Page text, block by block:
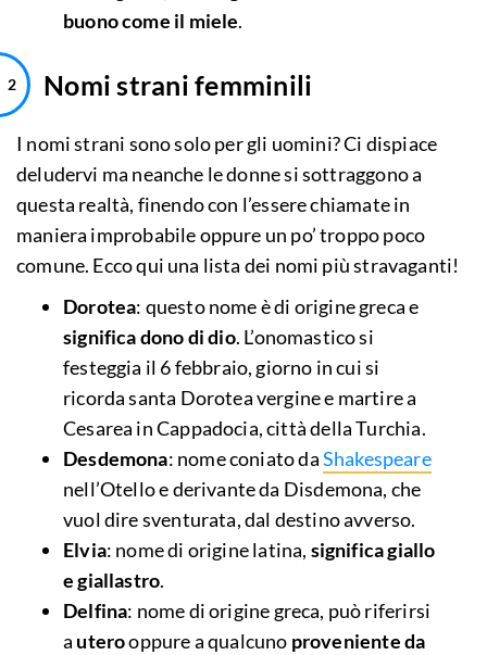
buono come il miele.
Nomi strani femminili
I nomi strani sono solo per gli uomini? Ci dispiace
deludervi ma neanche le donne si sottraggono a
questa realtà, finendo con l’essere chiamate in
maniera improbabile oppure un po’ troppo poco
comune. Ecco qui una lista dei nomi più stravaganti!
Dorotea: questo nome è di origine greca e
significa dono di dio. L’onomastico si
festeggia il 6 febbraio, giorno in cui si
ricorda santa Dorotea vergine e martire a
Cesarea in Cappadocia, città della Turchia.
Desdemona: nome coniato daShakespeare
nell’Otello e derivante da Disdemona, che
vuol dire sventurata, dal destino avverso.
Elvia: nome di origine latina, significa giallo
e giallastro.
Delfina: nome di origine greca, può riferirsi
a uterooppure a qualcuno proveniente da